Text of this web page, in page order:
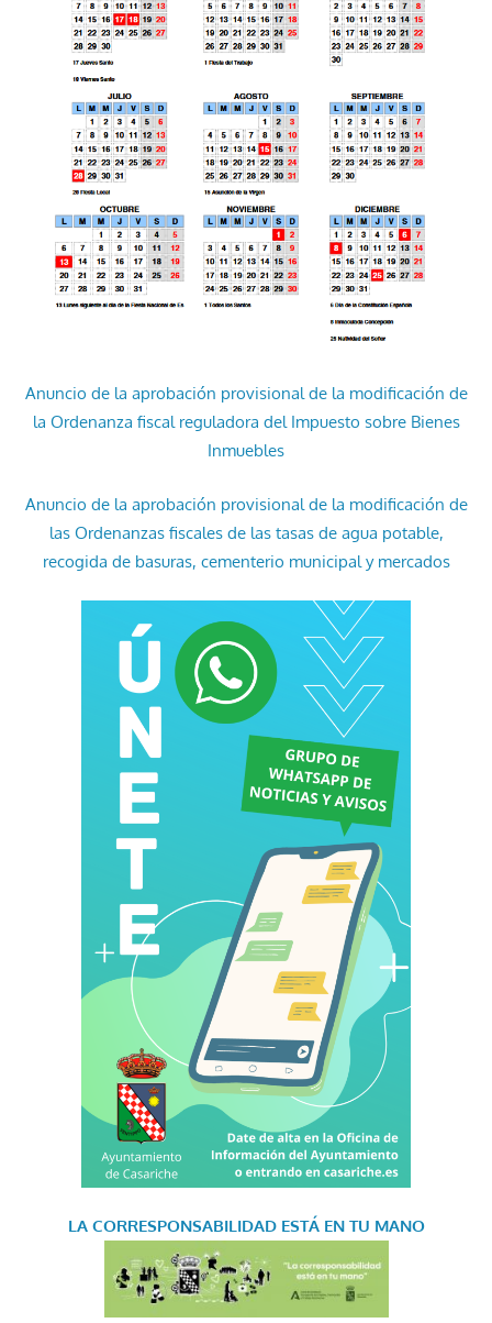
Anuncio de la aprobación provisional de la modificación de
la Ordenanza fiscal reguladora del Impuesto sobre Bienes
Inmuebles
Anuncio de la aprobación provisional de la modificación de
las Ordenanzas fiscales de las tasas de agua potable,
recogida de basuras, cementerio municipal y mercados
LA CORRESPONSABILIDAD ESTÁ EN TU MANO